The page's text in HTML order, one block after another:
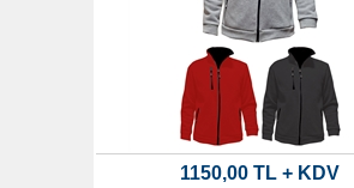
1150,00 TL + KDV